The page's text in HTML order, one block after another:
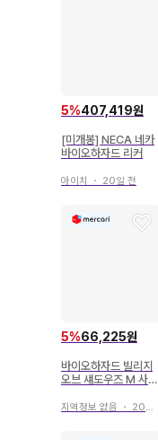
5%407,419원
[미개봉] NECA 네카
바이오하자드 리커
아이치 ・ 20일 전
5%66,225원
바이오하자드 빌리지
오브 섀도우즈 M 사이
지역정보 없음 ・ 20일 전